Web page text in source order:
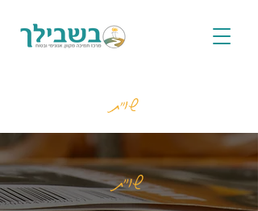
שו"ת
שו"ת